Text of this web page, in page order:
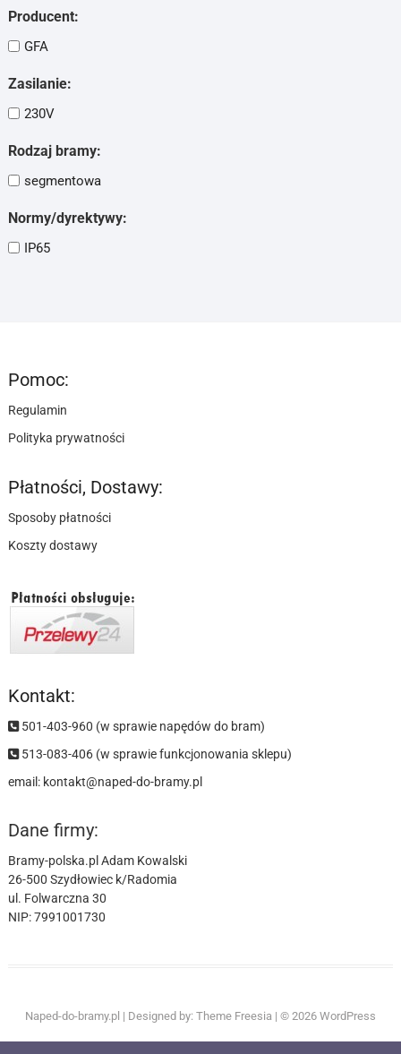
Producent:
GFA
Zasilanie:
230V
Rodzaj bramy:
segmentowa
Normy/dyrektywy:
IP65
Pomoc:
Regulamin
Polityka prywatności
Płatności, Dostawy:
Sposoby płatności
Koszty dostawy
Kontakt:
501-403-960 (w sprawie napędów do bram)
513-083-406 (w sprawie funkcjonowania sklepu)
email: kontakt@naped-do-bramy.pl
Dane firmy:
Bramy-polska.pl Adam Kowalski
26-500 Szydłowiec k/Radomia
ul. Folwarczna 30
NIP: 7991001730
ELEKTROMATEN
MFZ
Naped-do-bramy.pl | Designed by: Theme Freesia | © 2026 WordPress